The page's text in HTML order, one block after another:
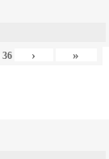
36 › »